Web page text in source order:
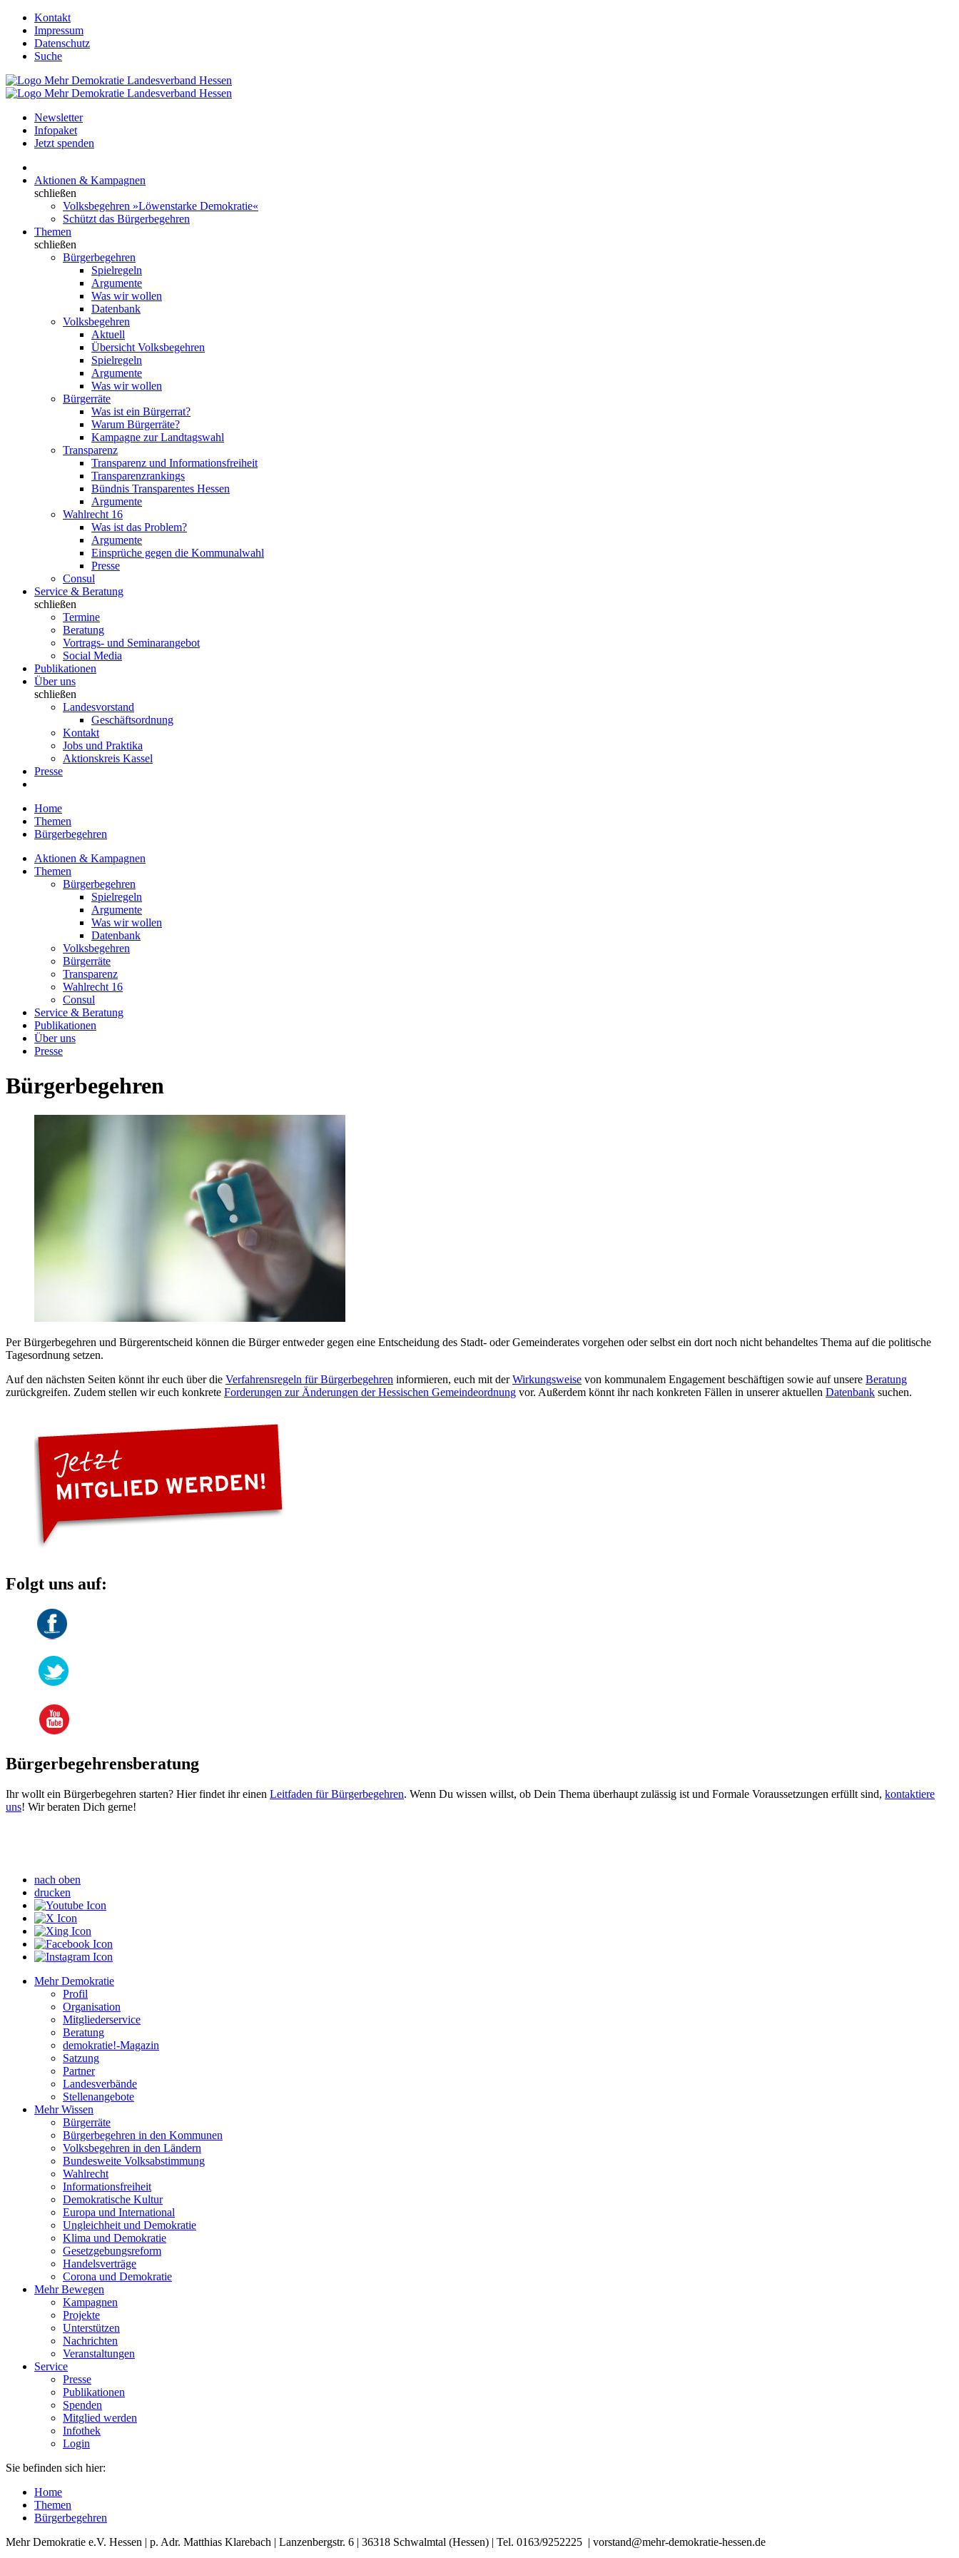
Kontakt
Impressum
Datenschutz
Suche
Newsletter
Infopaket
Jetzt spenden
Aktionen & Kampagnen
schließen
Volksbegehren »Löwenstarke Demokratie«
Schützt das Bürgerbegehren
Themen
schließen
Bürgerbegehren
Spielregeln
Argumente
Was wir wollen
Datenbank
Volksbegehren
Aktuell
Übersicht Volksbegehren
Spielregeln
Argumente
Was wir wollen
Bürgerräte
Was ist ein Bürgerrat?
Warum Bürgerräte?
Kampagne zur Landtagswahl
Transparenz
Transparenz und Informationsfreiheit
Transparenzrankings
Bündnis Transparentes Hessen
Argumente
Wahlrecht 16
Was ist das Problem?
Argumente
Einsprüche gegen die Kommunalwahl
Presse
Consul
Service & Beratung
schließen
Termine
Beratung
Vortrags- und Seminarangebot
Social Media
Publikationen
Über uns
schließen
Landesvorstand
Geschäftsordnung
Kontakt
Jobs und Praktika
Aktionskreis Kassel
Presse
Home
Themen
Bürgerbegehren
Aktionen & Kampagnen
Themen
Bürgerbegehren
Spielregeln
Argumente
Was wir wollen
Datenbank
Volksbegehren
Bürgerräte
Transparenz
Wahlrecht 16
Consul
Service & Beratung
Publikationen
Über uns
Presse
Bürgerbegehren
Per Bürgerbegehren und Bürgerentscheid können die Bürger entweder gegen eine Entscheidung des Stadt- oder Gemeinderates vorgehen oder selbst ein dort noch nicht behandeltes Thema auf die politische
Tagesordnung setzen.
Auf den nächsten Seiten könnt ihr euch über die Verfahrensregeln für Bürgerbegehren informieren, euch mit derWirkungsweise von kommunalem Engagement beschäftigen sowie auf unsere Beratung
zurückgreifen. Zudem stellen wir euch konkrete Forderungen zur Änderungen der Hessischen Gemeindeordnung vor. Außerdem könnt ihr nach konkreten Fällen in unserer aktuellen Datenbank suchen.
Folgt uns auf:
Bürgerbegehrensberatung
Ihr wollt ein Bürgerbegehren starten? Hier findet ihr einen Leitfaden für Bürgerbegehren. Wenn Du wissen willst, ob Dein Thema überhaupt zulässig ist und Formale Voraussetzungen erfüllt sind, kontaktiere
uns! Wir beraten Dich gerne!
nach oben
drucken
Mehr Demokratie
Profil
Organisation
Mitgliederservice
Beratung
demokratie!-Magazin
Satzung
Partner
Landesverbände
Stellenangebote
Mehr Wissen
Bürgerräte
Bürgerbegehren in den Kommunen
Volksbegehren in den Ländern
Bundesweite Volksabstimmung
Wahlrecht
Informationsfreiheit
Demokratische Kultur
Europa und International
Ungleichheit und Demokratie
Klima und Demokratie
Gesetzgebungsreform
Handelsverträge
Corona und Demokratie
Mehr Bewegen
Kampagnen
Projekte
Unterstützen
Nachrichten
Veranstaltungen
Service
Presse
Publikationen
Spenden
Mitglied werden
Infothek
Login
Sie befinden sich hier:
Home
Themen
Bürgerbegehren
Mehr Demokratie e.V. Hessen | p. Adr. Matthias Klarebach | Lanzenbergstr. 6 | 36318 Schwalmtal (Hessen) | Tel. 0163/9252225 | vorstand@mehr-demokratie-hessen.de